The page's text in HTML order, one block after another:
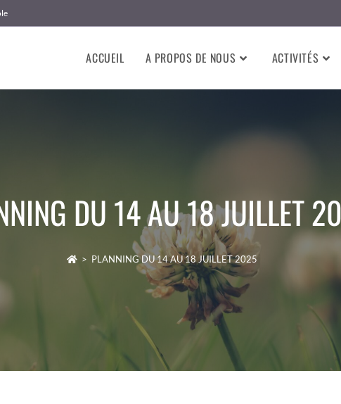
ACCUEIL A PROPOS DE NOUS ACTIVITÉS
DU 14 AU 18 JUILLET
> PLANNING DU 14 AU 18 JUILLET 2025